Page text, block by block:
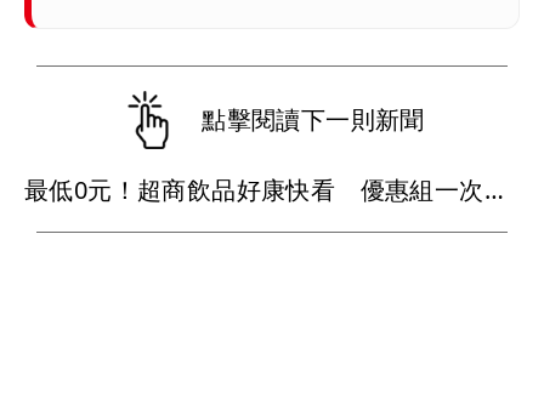
點擊閱讀下一則新聞
最低0元！超商飲品好康快看 優惠組一次可買27杯